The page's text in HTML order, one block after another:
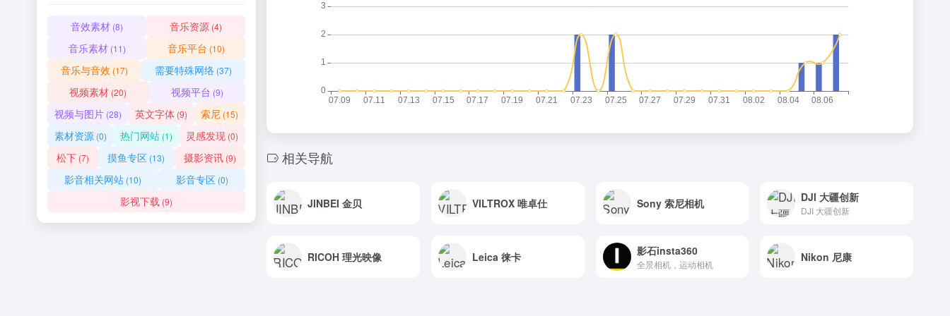
相关导航
JINBEI 金贝 VILTROX 唯卓仕 Sony 索尼相机 DJI 大疆创新
DJI 大疆创新
RICOH 理光映像 Leica 徕卡 影石insta360
全景相机，运动相机
Nikon 尼康
音效素材 (8) 音乐资源 (4)
音乐素材(11) 音乐平台 (10)
音乐与音效 (17) 需要特殊网络 (37)
视频素材 (20) 视频平台 (9)
视频与图片(28) 英文字体(9) 索尼 (15)
素材资源(0) 热门网站(1) 灵感发现 (0)
松下 (7) 摸鱼专区 (13) 摄影资讯(9)
影音相关网站 (10) 影音专区(0)
影视下载 (9)